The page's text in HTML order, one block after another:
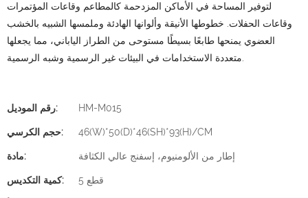
لتوفير المساحة في الأماكن المزدحمة كالمطاعم وقاعات المؤتمرات
وقاعات الحفلات. خطوطها الأنيقة وألوانها الهادئة وملمسها الشبيه بالخشب
العضوي يمنحها طابعًا بسيطًا مستوحى من الطراز الياباني، مما يجعلها
متعددة الاستخدامات في البيئات غير الرسمية وشبه الرسمية.
رقم الموديل: HM-M015
حجم الكرسي: 46(W)*50(D)*46(SH)*93(H)/CM
مادة: إطار من الألومنيوم، إسفنج عالي الكثافة
كمية التكديس: 5 قطع